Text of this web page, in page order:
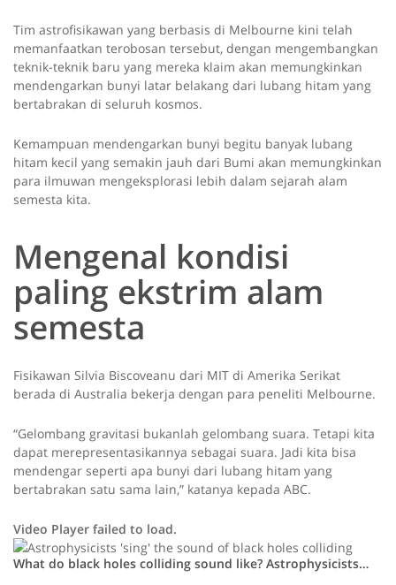
Tim astrofisikawan yang berbasis di Melbourne kini telah
memanfaatkan terobosan tersebut, dengan mengembangkan
teknik-teknik baru yang mereka klaim akan memungkinkan
mendengarkan bunyi latar belakang dari lubang hitam yang
bertabrakan di seluruh kosmos.
Kemampuan mendengarkan bunyi begitu banyak lubang
hitam kecil yang semakin jauh dari Bumi akan memungkinkan
para ilmuwan mengeksplorasi lebih dalam sejarah alam
semesta kita.
Mengenal kondisi
paling ekstrim alam
semesta
Fisikawan Silvia Biscoveanu dari MIT di Amerika Serikat
berada di Australia bekerja dengan para peneliti Melbourne.
“Gelombang gravitasi bukanlah gelombang suara. Tetapi kita
dapat merepresentasikannya sebagai suara. Jadi kita bisa
mendengar seperti apa bunyi dari lubang hitam yang
bertabrakan satu sama lain,” katanya kepada ABC.
Video Player failed to load.
What do black holes colliding sound like? Astrophysicists…